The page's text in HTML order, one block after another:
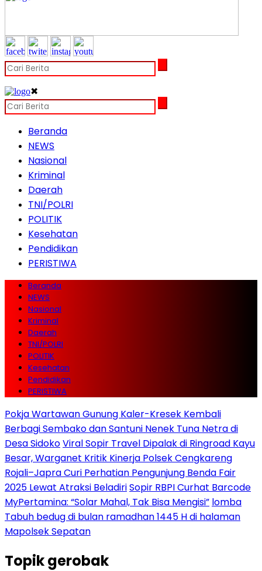
✖
Beranda
NEWS
Nasional
Kriminal
Daerah
TNI/POLRI
POLITIK
Kesehatan
Pendidikan
PERISTIWA
Beranda
NEWS
Nasional
Kriminal
Daerah
TNI/POLRI
POLITIK
Kesehatan
Pendidikan
PERISTIWA
Pokja Wartawan Gunung Kaler-Kresek Kembali
Berbagi Sembako dan Santuni Nenek Tuna Netra di
Desa SidokoViral Sopir Travel Dipalak di Ringroad Kayu
Besar, Warganet Kritik Kinerja Polsek Cengkareng
Rojali–Japra Curi Perhatian Pengunjung Benda Fair
2025 Lewat Atraksi BeladiriSopir RBPI Curhat Barcode
MyPertamina: “Solar Mahal, Tak Bisa Mengisi” lomba
Tabuh bedug di bulan ramadhan 1445 H di halaman
Mapolsek Sepatan
Topikgerobak